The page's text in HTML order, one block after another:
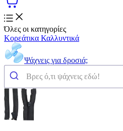
Όλες οι κατηγορίες
Κορεάτικα Καλλυντικά
Ψάχνεις για δροσιά;